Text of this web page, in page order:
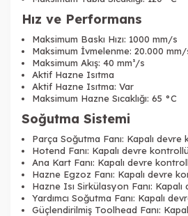
Hız ve Performans
Maksimum Baskı Hızı: 1000 mm/s
Maksimum İvmelenme: 20.000 mm/
Maksimum Akış: 40 mm³/s
Aktif Hazne Isıtma
Aktif Hazne Isıtma: Var
Maksimum Hazne Sıcaklığı: 65 °C
Soğutma Sistemi
Parça Soğutma Fanı: Kapalı devre
Hotend Fanı: Kapalı devre kontrollü
Ana Kart Fanı: Kapalı devre
Hazne Egzoz Fanı: Kapalı devre
Hazne Isı Sirkülasyon Fanı:
Yardımcı Soğutma Fanı: Kapalı
Güçlendirilmiş Toolhead Fanı: